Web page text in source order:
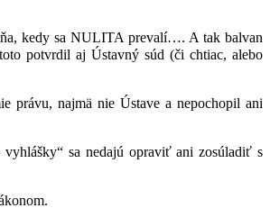
kedy sa NULITA prevalí…. A tak balvan
potvrdil aj Ústavný súd (či chtiac, alebo
právu, najmä nie Ústave a nepochopil ani
sa nedajú opraviť ani zosúladiť s